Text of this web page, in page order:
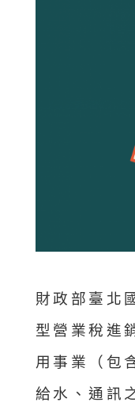
財政部臺北
型營業稅進
用事業（包
給水、通訊